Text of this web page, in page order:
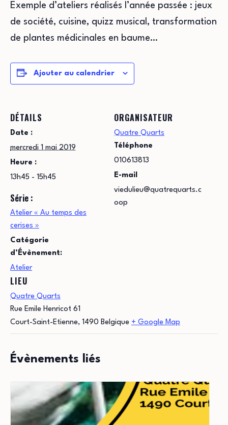
Exemple d’ateliers réalisés l’année passée : jeux
de société, cuisine, quizz musical, transformation
de plantes médicinales en baume…
Ajouter au calendrier
DÉTAILS
Date :
mercredi 1 mai 2019
Heure :
13h45 - 15h45
Série :
Atelier « Au temps des
cerises »
Catégorie
d’Évènement:
Atelier
LIEU
Quatre Quarts
Rue Emile Henricot 61
Court-Saint-Etienne, 1490 Belgique + Google Map
ORGANISATEUR
Quatre Quarts
Téléphone
010613813
E-mail
viedulieu@quatrequarts.c
oop
Évènements liés